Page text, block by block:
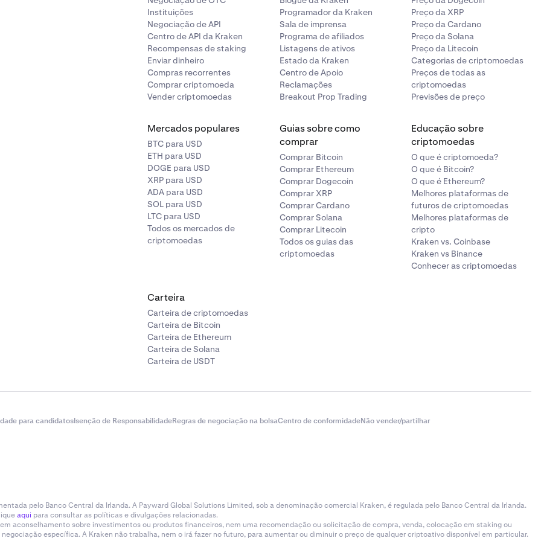
no canto superior direito e depois
}, ative os controlos deslizantes do programa de
no canto superior direito e depoisclicar em Definições.
Ganho automático que deseja desativar. Este muda de verde para
Instituições
Negociação de API
Centro de API da Kraken
Recompensas de staking
Enviar dinheiro
Compras recorrentes
Comprar criptomoeda
Vender criptomoedas
Programador da Kraken
Sala de imprensa
Programa de afiliados
Listagens de ativos
Estado da Kraken
Centro de Apoio
Reclamações
Breakout Prop Trading
Preço da XRP
Preço da Cardano
Preço da Solana
Preço da Litecoin
Categorias de criptomoedas
Preços de todas as
criptomoedas
Previsões de preço
Mercados populares
BTC para USD
ETH para USD
DOGE para USD
XRP para USD
ADA para USD
SOL para USD
LTC para USD
Todos os mercados de
criptomoedas
Guias sobre como
comprar
Comprar Bitcoin
Comprar Ethereum
Comprar Dogecoin
Comprar XRP
Comprar Cardano
Comprar Solana
Comprar Litecoin
Todos os guias das
criptomoedas
Educação sobre
criptomoedas
O que é criptomoeda?
O que é Bitcoin?
O que é Ethereum?
Melhores plataformas de
futuros de criptomoedas
Melhores plataformas de
cripto
Kraken vs. Coinbase
Kraken vs Binance
Conhecer as criptomoedas
Carteira
Carteira de criptomoedas
Carteira de Bitcoin
Carteira de Ethereum
Carteira de Solana
Carteira de USDT
para candidatosIsenção de ResponsabilidadeRegras de negociação na bolsaCentro de conformidadeNão vender/partilhar
pelo Banco Central da Irlanda. A Payward Global Solutions Limited, sob a denominação comercial Kraken, é regulada pelo Banco Central da Irlanda.
aqui para consultar as políticas e divulgações relacionadas.
aconselhamento sobre investimentos ou produtos financeiros, nem uma recomendação ou solicitação de compra, venda, colocação em staking ou
específica. A Kraken não trabalha, nem o irá fazer no futuro, para aumentar ou diminuir o preço de qualquer criptoativo disponível em particular.